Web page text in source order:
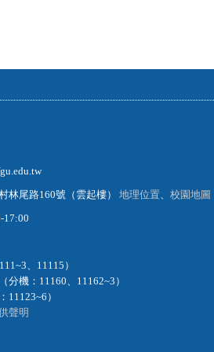
林尾路160號（雲起樓） 地理位置、 校園地圖
17:00
、11115）
機：11160、11162~3）
11123~6）
聲明